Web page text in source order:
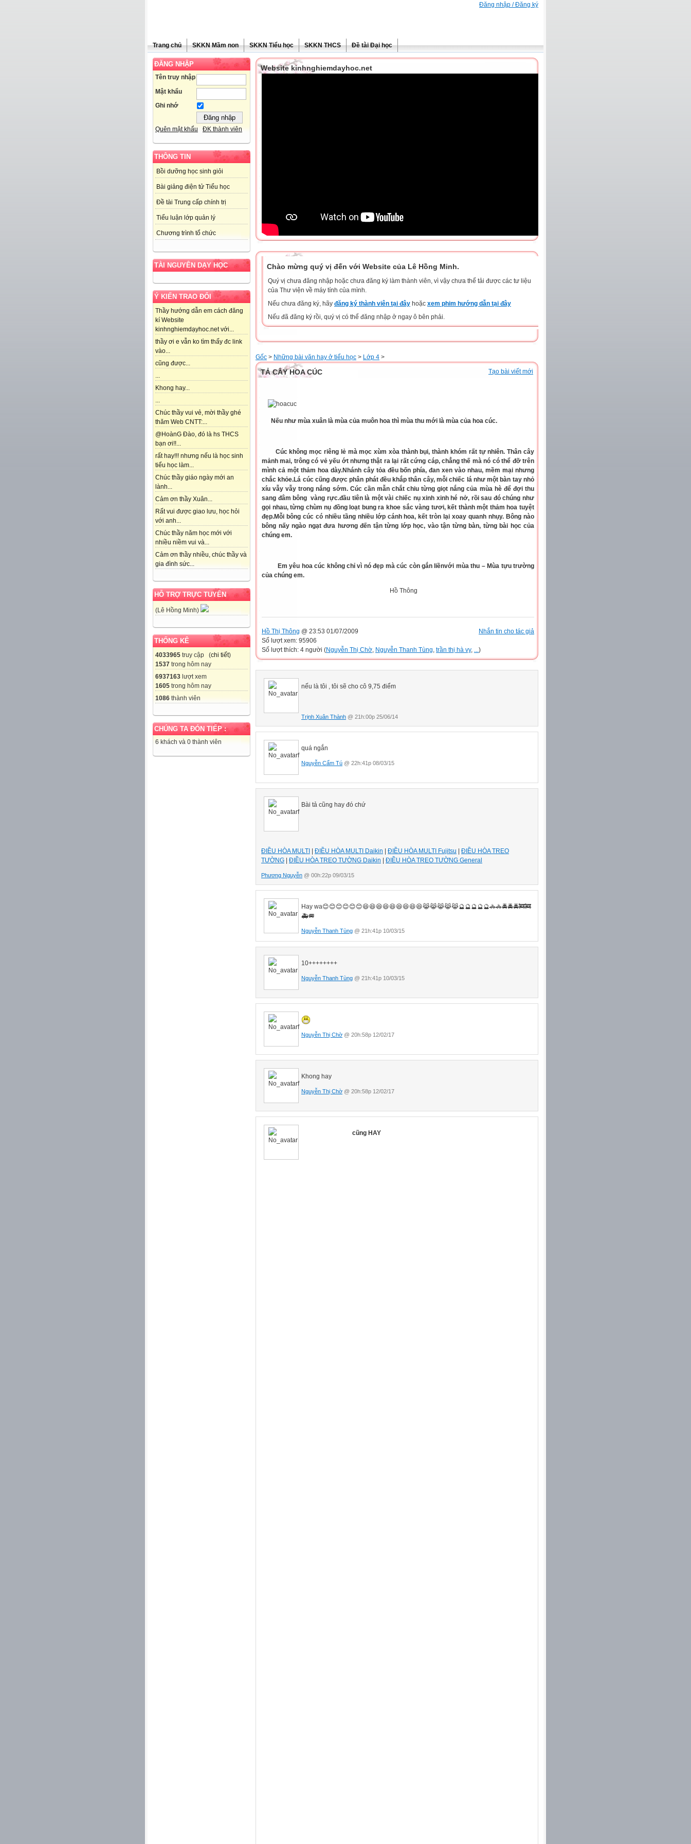
Đăng nhập / Đăng ký
Trang chủ SKKN Mầm non SKKN Tiểu học SKKN THCS Đề tài Đại học
ĐĂNG NHẬP
Tên truy nhập
Mật khẩu
Ghi nhớ
Quên mật khẩu ĐK thành viên
THÔNG TIN
Bồi dưỡng học sinh giỏi
Bài giảng điện tử Tiểu học
Đề tài Trung cấp chính trị
Tiểu luận lớp quản lý
Chương trình tổ chức
TÀI NGUYÊN DẠY HỌC
Ý KIẾN TRAO ĐỔI
Thầy hướng dẫn em cách đăng
kí Website
kinhnghiemdạyhoc.net với...
thầy ơi e vẫn ko tìm thấy đc link
vào...
cũng được...
...
Khong hay...
...
Chúc thầy vui vẻ, mời thầy ghé
thăm Web CNTT:...
@HoànG Đào, đó là hs THCS
bạn ơi!!...
rất hay!!! nhưng nếu là học sinh
tiểu học làm...
Chúc thầy giáo ngày mới an
lành...
Cảm ơn thầy Xuân...
Rất vui được giao lưu, học hỏi
với anh...
Chúc thầy năm học mới với
nhiều niềm vui và...
Cảm ơn thầy nhiều, chúc thầy và
gia đình sức...
HỖ TRỢ TRỰC TUYẾN
(Lê Hồng Minh)
THỐNG KÊ
4033965 truy cập (chi tiết)
1537 trong hôm nay
6937163 lượt xem
1605 trong hôm nay
1086 thành viên
CHÚNG TA ĐÓN TIẾP :
6 khách và 0 thành viên
Website kinhnghiemdayhoc.net
Chào mừng quý vị đến với Website của Lê Hồng Minh.
Quý vị chưa đăng nhập hoặc chưa đăng ký làm thành viên, vì vậy chưa thể tải được các tư liệu
của Thư viện về máy tính của mình.
Nếu chưa đăng ký, hãy đăng ký thành viên tại đây hoặc xem phim hướng dẫn tại đây
Nếu đã đăng ký rồi, quý vị có thể đăng nhập ở ngay ô bên phải.
Gốc > Những bài văn hay ở tiểu học > Lớp 4 >
Tạo bài viết mới
TẢ CÂY HOA CÚC
Nếu như mùa xuân là mùa của muôn hoa thì mùa thu mới là mùa của hoa cúc.
Cúc không mọc riêng lẻ mà mọc xùm xòa thành bụi, thành khóm rất tự nhiên. Thân cây
mảnh mai, trông có vẻ yếu ớt nhưng thật ra lại rất cứng cáp, chẳng thế mà nó có thể đỡ trên
mình cả một thảm hoa dày.Nhánh cây tỏa đều bốn phía, đan xen vào nhau, mềm mại nhưng
chắc khỏe.Lá cúc cũng được phân phát đều khắp thân cây, mỗi chiếc lá như một bàn tay nhỏ
xíu vẫy vẫy trong nắng sớm. Cúc cần mẫn chắt chiu từng giọt nắng của mùa hè để đợi thu
sang đâm bông vàng rực.đầu tiên là một vài chiếc nụ xinh xinh hé nở, rồi sau đó chúng như
gọi nhau, từng chùm nụ đồng loạt bung ra khoe sắc vàng tươi, kết thành một thảm hoa tuyệt
đẹp.Mỗi bông cúc có nhiều tầng nhiều lớp cánh hoa, kết tròn lại xoay quanh nhụy. Bông nào
bông nấy ngào ngạt đưa hương đến tận từng lớp học, vào tận từng bàn, từng bài học của
chúng em.
Em yêu hoa cúc không chỉ vì nó đẹp mà cúc còn gắn liềnvới mùa thu – Mùa tựu trường
của chúng em.
Hồ Thông
Nhắn tin cho tác giả
Hồ Thị Thông @ 23:53 01/07/2009
Số lượt xem: 95906
Số lượt thích: 4 người (Nguyễn Thị Chờ Nguyễn Thanh Tùng trần thị hà vy, )
nếu là tôi , tôi sẽ cho cô 9,75 điểm
Trịnh Xuân Thành @ 21h:00p 25/06/14
quá ngắn
Nguyễn Cẩm Tú @ 22h:41p 08/03/15
Bài tả cũng hay đó chứ
ĐIỀU HÒA MULTI | ĐIỀU HÒA MULTI Daikin | ĐIỀU HÒA MULTI Fujitsu | ĐIỀU HÒA TREO
TƯỜNG | ĐIỀU HÒA TREO TƯỜNG Daikin | ĐIỀU HÒA TREO TƯỜNG General
Phương Nguyễn @ 00h:22p 09/03/15
Hay wa😊😊😊😊😊😊😆😆😆😆😆😆😆😆😆😹😹😹😹😹🔮🔮🔮🔮🔮🚓🚓🚔🚔🚔🚒🚒
🚑🚐
Nguyễn Thanh Tùng @ 21h:41p 10/03/15
10++++++++
Nguyễn Thanh Tùng @ 21h:41p 10/03/15
Nguyễn Thị Chờ @ 20h:58p 12/02/17
Khong hay
Nguyễn Thị Chờ @ 20h:58p 12/02/17
cũng HAY